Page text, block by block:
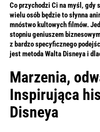
Co przychodzi Ci na myśl, gdy
wielu osób będzie to słynna
mnóstwo kultowych filmów.
stopniu geniuszem
z bardzo specyficznego
jest metoda Walta Disneya i
Marzenia,
Inspirująca
Disneya